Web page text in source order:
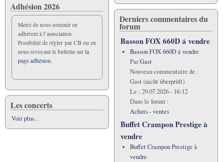
Adhésion 2026
Merci de nous soutenir en
adhérent à l’association.
Possibilité de régler par CB ou en
nous revoyant le bulletin sur la
page adhésion.
Les concerts
Voir plus...
Derniers commentaires du
forum
Basson FOX 660D á vendre
Basson FOX 660D á vendre
ParGast
Nouveau commentaire de :
Gast (nicht überprüft)
Le : 29.07.2026 - 16:12
Dans le forum :
Achats - ventes
Buffet Crampon Prestige à
vendre
Buffet Crampon Prestige à
vendre